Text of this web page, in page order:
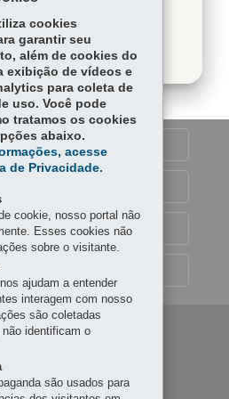
cookies
garantir seu
além de cookies do
exibição de vídeos e
para coleta de
uso. Você pode
tratamos os cookies
abaixo.
acesse
de Privacidade.
cookie, nosso portal não
Esses cookies não
sobre o visitante.
ajudam a entender
interagem com nosso
são coletadas
identificam o
são usados para